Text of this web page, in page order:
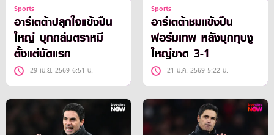
Sports
อาร์เตต้าปลุกใจแข้งปืน
ใหญ่ บุกถล่มตราหมี
ตั้งแต่นัดแรก
29 เม.ย. 2569 6:51 น.
Sports
อาร์เตต้าชมแข้งปืน
ฟอร์มเทพ หลังบุกทุบงู
ใหญ่ขาด 3-1
21 ม.ค. 2569 5:22 น.